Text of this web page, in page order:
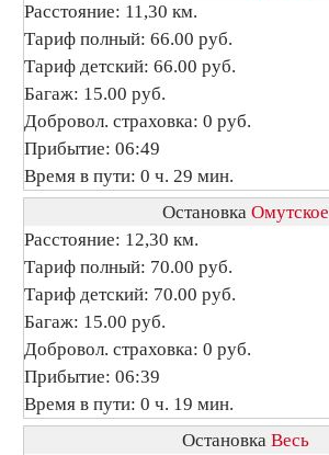
Расстояние: 11,30 км.
Тариф полный: 66.00 руб.
Тариф детский: 66.00 руб.
Багаж: 15.00 руб.
Добровол. страховка: 0 руб.
Прибытие: 06:49
Время в пути: 0 ч. 29 мин.
Остановка Омутское
Расстояние: 12,30 км.
Тариф полный: 70.00 руб.
Тариф детский: 70.00 руб.
Багаж: 15.00 руб.
Добровол. страховка: 0 руб.
Прибытие: 06:39
Время в пути: 0 ч. 19 мин.
Остановка Весь